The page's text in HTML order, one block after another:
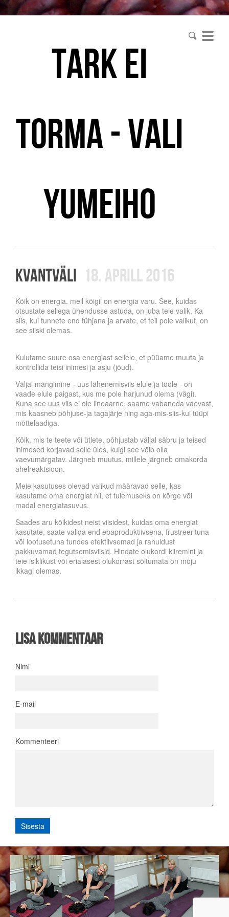
tark ei
torma - vali
yumeiho
Kvantväli 18. aprill 2016
Kõik on energia. meil kõigil on energia varu. See, kuidas
otsustate sellega ühendusse astuda, on juba teie valik. Ka
siis, kui tunnete end tühjana ja arvate, et teil pole valikut, on
see siiski olemas.
Kulutame suure osa energiast sellele, et püüame muuta ja
kontrollida teisi inimesi ja asju (jõud).
Väljal mängimine - uus lähenemisviis elule ja tööle - on
vaade elule paigast, kus me pole harjunud olema (vägi).
Kuna see uus viis ei ole lineaarne, saame vabaneda vaevast,
mis kaasneb põhjuse-ja tagajärje ning aga-mis-siis-kui tüüpi
mõttelaadiga.
Kõik, mis te teete või ütlete, põhjustab väljal säbru ja teised
inimesed korjavad selle üles, kuigi see võib olla
vaevumärgatav. Järgneb muutus, millele järgneb omakorda
ahelreaktsioon.
Meie kasutuses olevad valikud määravad selle, kas
kasutame oma energiat nii, et tulemuseks on kõrge või
madal energiatasuvus.
Saades aru kõikidest neist viisidest, kuidas oma energiat
kasutate, saate valida end ebaproduktiivsena, frustreerituna
või lootusetuna tundes efektiivsemad ja rahuldust
pakkuvamad tegutsemisviisid. Hindate olukordi kiiremini ja
teie isiklikust või erialasest olukorrast sõltumata on mõju
ikkagi olemas.
Lisa kommentaar
Nimi
E-mail
Kommenteeri